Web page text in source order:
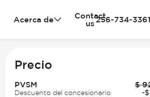
Acerca de
Contact
us256-734-3361
ImagePrecio
PVSM $
Descuento del concesionario -$